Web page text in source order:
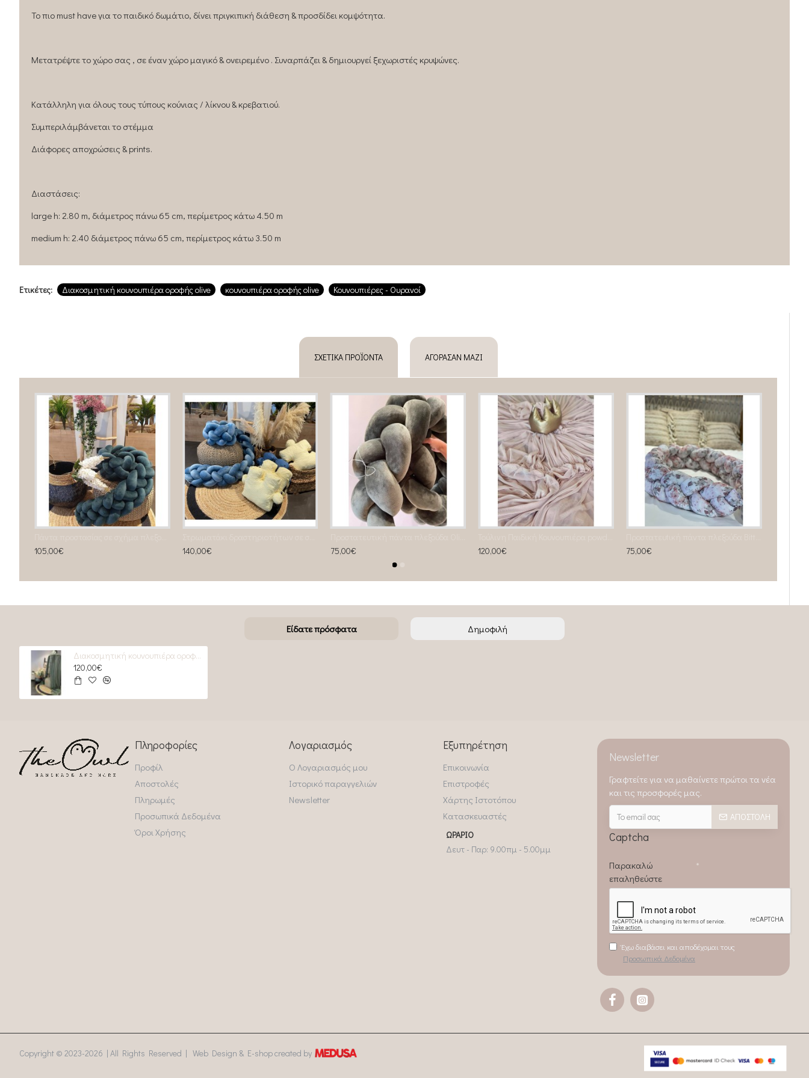
Το πιο must have για το παιδικό δωμάτιο, δίνει πριγκιπική διάθεση & προσδίδει κομψότητα.
Μετατρέψτε το χώρο σας , σε έναν χώρο μαγικό & ονειρεμένο . Συναρπάζει & δημιουργεί ξεχωριστές κρυψώνες.
Κατάλληλη για όλους τους τύπους κούνιας / λίκνου & κρεβατιού.
Συμπεριλάμβάνεται το στέμμα
Διάφορες αποχρώσεις & prints.
Διαστάσεις:
large h: 2.80 m, διάμετρος πάνω 65 cm, περίμετρος κάτω 4.50 m
medium h: 2.40 διάμετρος πάνω 65 cm, περίμετρος κάτω 3.50 m
Ετικέτες: Διακοσμητική κουνουπιέρα οροφής olive κουνουπιέρα οροφής olive Κουνουπιέρες - Ουρανοί
ΣΧΕΤΙΚΆ ΠΡΟΪΌΝΤΑ ΑΓΌΡΑΣΑΝ ΜΑΖΊ
105,00€
140,00€
75,00€
120,00€
75,00€
Είδατε πρόσφατα Δημοφιλή
Διακοσμητική κουνουπιέρα οροφής olive
120,00€
Πληροφορίες
Προφίλ
Αποστολές
Πληρωμές
Προσωπικά Δεδομένα
Όροι Χρήσης
Λογαριασμός
Ο Λογαριασμός μου
Ιστορικό παραγγελιών
Newsletter
Εξυπηρέτηση
Επικοινωνία
Επιστροφές
Χάρτης Ιστοτόπου
Κατασκευαστές
ΩΡΆΡΙΟ
Δευτ - Παρ: 9.00πμ - 5.00μμ
Newsletter
Γραφτείτε για να μαθαίνετε πρώτοι τα νέα
και τις προσφορές μας.
ΑΠΟΣΤΟΛΉ
Captcha
Παρακαλώ
επαληθεύστε
Έχω διαβάσει και αποδέχομαι τους
Προσωπικά Δεδομένα
Copyright © 2023-2026 | All Rights Reserved | Web Design & E-shop created by